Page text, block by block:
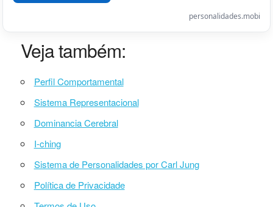
personalidades.mobi
Veja também:
Perfil Comportamental
Sistema Representacional
Dominancia Cerebral
I-ching
Sistema de Personalidades por Carl Jung
Política de Privacidade